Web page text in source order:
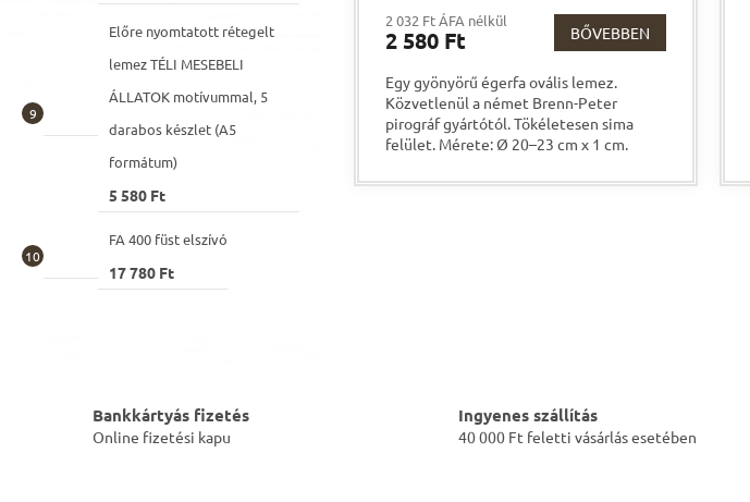
Előre nyomtatott rétegelt
lemez TÉLI MESEBELI
ÁLLATOK motívummal, 5
darabos készlet (A5
formátum)
5 580 Ft
FA 400 füst elszívó
17 780 Ft
átlagos
értékelése
ből
2,0
csillag.
2 032 Ft ÁFA nélkül
2 580 Ft BŐVEBBEN
Egy gyönyörű égerfa ovális lemez.
Közvetlenül a német Brenn-Peter
pirográf gyártótól. Tökéletesen sima
felület. Mérete: Ø 20–23 cm x 1 cm.
Bankkártyás fizetés
Online fizetési kapu
Ingyenes szállítás
40 000 Ft feletti vásárlás esetében